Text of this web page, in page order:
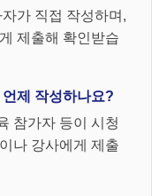
가 직접 작성하며,
제출해 확인받습
제 작성하나요?
참가자 등이 시청
나 강사에게 제출